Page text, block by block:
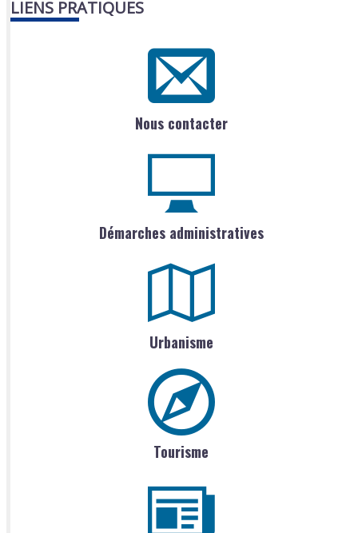
LIENS PRATIQUES
Nous contacter
Démarches administratives
Urbanisme
Tourisme